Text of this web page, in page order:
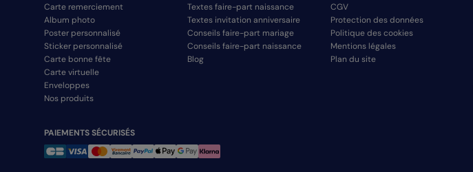
Carte remerciement
Album photo
Poster personnalisé
Sticker personnalisé
Carte bonne fête
Carte virtuelle
Enveloppes
Nos produits
Textes faire-part naissance
Textes invitation anniversaire
Conseils faire-part mariage
Conseils faire-part naissance
Blog
CGV
Protection des données
Politique des cookies
Mentions légales
Plan du site
PAIEMENTS SÉCURISÉS